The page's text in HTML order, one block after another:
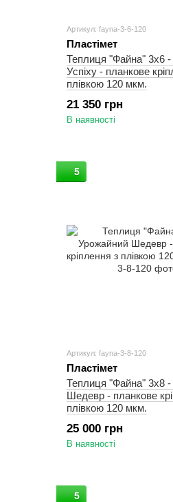
Артикул: fayna-3-6-120
Пластімет
Теплиця "Файна" 3х6 -
Успіху - планкове
плівкою 120 мкм.
21 350 грн
В наявності
5
Артикул: fayna-3-8-120
Пластімет
Теплиця "Файна" 3х8
Шедевр - планкове
плівкою 120 мкм.
25 000 грн
В наявності
5